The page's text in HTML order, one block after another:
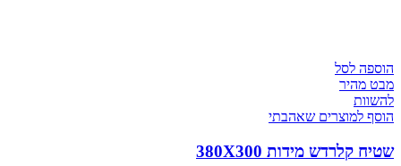
הוספה לסל
מבט מהיר
להשוות
הוסף למוצרים שאהבתי
שטיח קלרדש מידות 380X300